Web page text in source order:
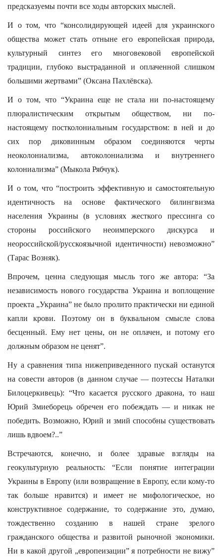
предсказуемы почти все ходы авторских мыслей.
И о том, что “консолидирующей идеей для украинского
общества может стать отныне его европейская природа,
культурный синтез его многовековой европейской
традиции, глубоко выстраданной и оплаченной слишком
большими жертвами” (Оксана Пахлёвска).
И о том, что “Украина еще не стала ни по-настоящему
плюралистическим открытым обществом, ни по-
настоящему постколониальным государством: в ней и до
сих пор диковинным образом соединяются черты
неоколониализма, автоколониализма и внутреннего
колониализма” (Мыкола Рябчук).
И о том, что “построить эффективную и самостоятельную
идентичность на основе фактического билингвизма
населения Украины (в условиях жесткого прессинга со
стороны российского неоимперского дискурса и
неороссийской/русскоязычной идентичности) невозможно”
(Тарас Возняк).
Впрочем, ценна следующая мысль того же автора: “За
независимость нового государства Украина и воплощение
проекта „Украина” не было пролито практически ни единой
капли крови. Поэтому он в буквальном смысле слова
бесценный. Ему нет цены, он не оплачен, и потому его
должным образом не ценят”.
Ну а сравнения типа нижеприведенного пускай останутся
на совести авторов (в данном случае — поэтессы Наталки
Билоцеркивець): “Что касается русского дракона, то наш
Юрий Змиеборець обречен его побеждать — и никак не
победить. Возможно, Юрий и змий способны существовать
лишь вдвоем?..”
Встречаются, конечно, и более здравые взгляды на
геокультурную реальность: “Если понятие интеграции
Украины в Европу (или возвращение в Европу, если кому-то
так больше нравится) и имеет не мифологическое, но
конструктивное содержание, то содержание это, думаю,
тождественно созданию в нашей стране зрелого
гражданского общества и развитой рыночной экономики.
Ни в какой другой „европеизации” я потребности не вижу”